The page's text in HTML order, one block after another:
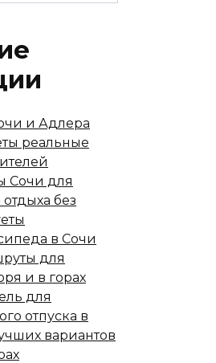
и Адлера
реальные
Сочи для
без
в Сочи
для
и в горах
для
отпуска в
вариантов